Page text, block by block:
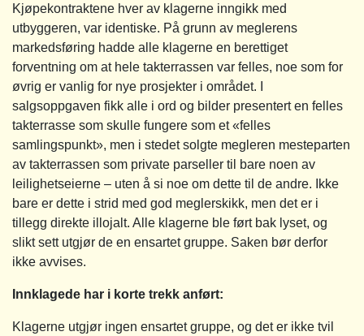
Kjøpekontraktene hver av klagerne inngikk med
utbyggeren, var identiske. På grunn av meglerens
markedsføring hadde alle klagerne en berettiget
forventning om at hele takterrassen var felles, noe som for
øvrig er vanlig for nye prosjekter i området. I
salgsoppgaven fikk alle i ord og bilder presentert en felles
takterrasse som skulle fungere som et «felles
samlingspunkt», men i stedet solgte megleren mesteparten
av takterrassen som private parseller til bare noen av
leilighetseierne – uten å si noe om dette til de andre. Ikke
bare er dette i strid med god meglerskikk, men det er i
tillegg direkte illojalt. Alle klagerne ble ført bak lyset, og
slikt sett utgjør de en ensartet gruppe. Saken bør derfor
ikke avvises.
Innklagede har i korte trekk anført:
Klagerne utgjør ingen ensartet gruppe, og det er ikke tvil